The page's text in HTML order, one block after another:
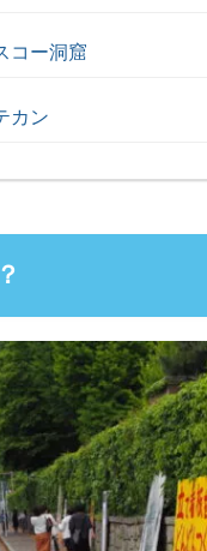
コー洞窟
カン